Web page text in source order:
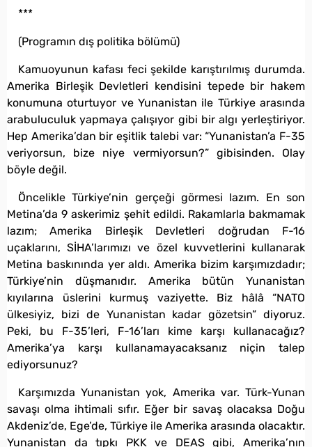
***
(Programın dış politika bölümü)
Kamuoyunun kafası feci şekilde karıştırılmış durumda.
Amerika Birleşik Devletleri kendisini tepede bir hakem
konumuna oturtuyor ve Yunanistan ile Türkiye arasında
arabuluculuk yapmaya çalışıyor gibi bir algı yerleştiriyor.
Hep Amerika’dan bir eşitlik talebi var: “Yunanistan’a F-35
veriyorsun, bize niye vermiyorsun?” gibisinden. Olay
böyle değil.
Öncelikle Türkiye’nin gerçeği görmesi lazım. En son
Metina’da 9 askerimiz şehit edildi. Rakamlarla bakmamak
lazım; Amerika Birleşik Devletleri doğrudan F-16
uçaklarını, SİHA’larımızı ve özel kuvvetlerini kullanarak
Metina baskınında yer aldı. Amerika bizim karşımızdadır;
Türkiye’nin düşmanıdır. Amerika bütün Yunanistan
kıyılarına üslerini kurmuş vaziyette. Biz hâlâ “NATO
ülkesiyiz, bizi de Yunanistan kadar gözetsin” diyoruz.
Peki, bu F-35’leri, F-16’ları kime karşı kullanacağız?
Amerika’ya karşı kullanamayacaksanız niçin talep
ediyorsunuz?
Karşımızda Yunanistan yok, Amerika var. Türk-Yunan
savaşı olma ihtimali sıfır. Eğer bir savaş olacaksa Doğu
Akdeniz’de, Ege’de, Türkiye ile Amerika arasında olacaktır.
Yunanistan da tıpkı PKK ve DEAŞ gibi, Amerika’nın